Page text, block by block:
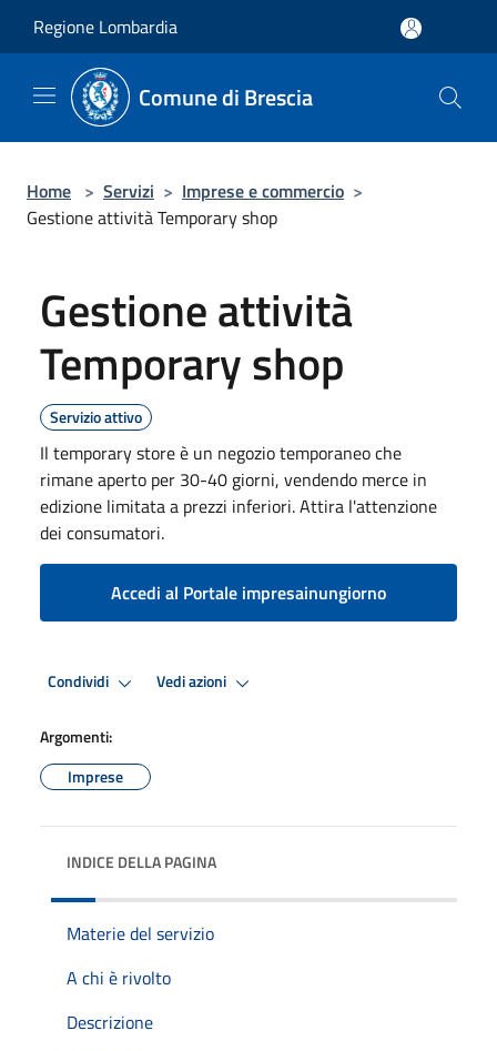
Regione Lombardia
Comune di Brescia
Home > Servizi > Imprese e commercio >
Gestione attività Temporary shop
Gestione attività
Temporary shop
Servizio attivo
Il temporary store è un negozio temporaneo che
rimane aperto per 30-40 giorni, vendendo merce in
edizione limitata a prezzi inferiori. Attira l'attenzione
dei consumatori.
Accedi al Portale impresainungiorno
Condividi Vedi azioni
Argomenti:
Imprese
INDICE DELLA PAGINA
Materie del servizio
A chi è rivolto
Descrizione